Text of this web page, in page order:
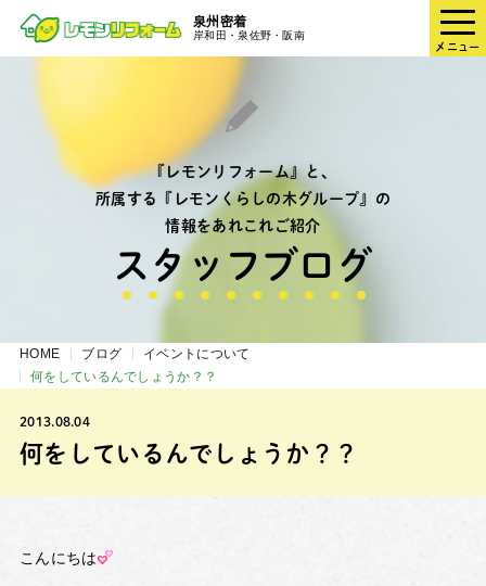
泉州密着
岸和田・泉佐野・阪南
メニュー
『レモンリフォーム』と、
所属する『レモンくらしの木グループ』の
情報をあれこれご紹介
スタッフブログ
HOME ブログ
イベントについて
何をしているんでしょうか？？
2013.08.04
何をしているんでしょうか？？
こんにちは